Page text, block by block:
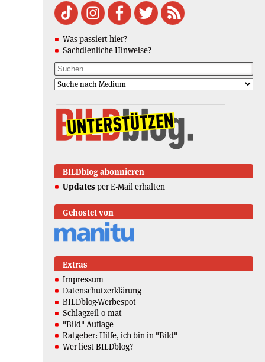
Was passiert hier?
Sachdienliche Hinweise?
BILDblog abonnieren
Updates per E-Mail erhalten
Gehostet von
Extras
Impressum
Datenschutzerklärung
BILDblog-Werbespot
Schlagzeil-o-mat
"Bild"-Auflage
Ratgeber: Hilfe, ich bin in "Bild"
Wer liest BILDblog?